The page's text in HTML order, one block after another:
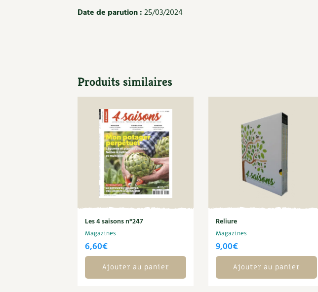
Date de parution :25/03/2024
Produits similaires
Les 4 saisons n°247
Magazines
6,60€
Ajouter au panier
Reliure
Magazines
9,00€
Ajouter au panier